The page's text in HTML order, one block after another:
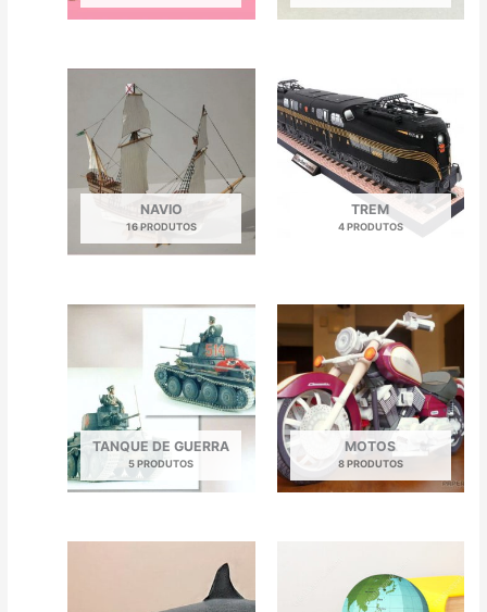
NAVIO
16 PRODUTOS
TREM
4 PRODUTOS
TANQUE DE GUERRA
5 PRODUTOS
MOTOS
8 PRODUTOS